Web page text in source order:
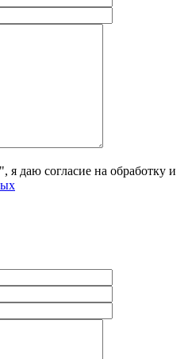
даю согласие на обработку и